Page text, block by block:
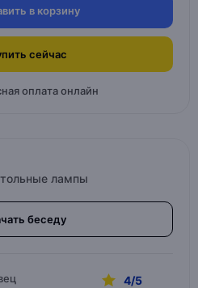
в корзину
сейчас
оплата онлайн
лампы
беседу
4/5